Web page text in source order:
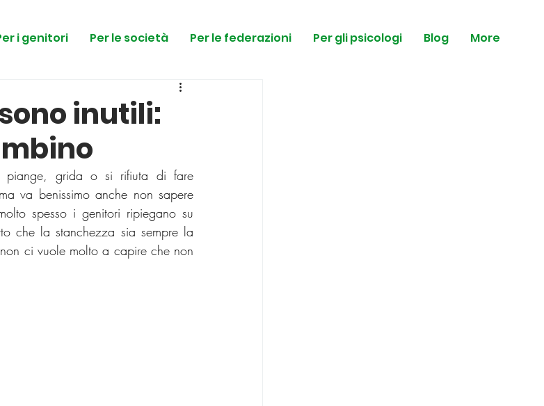
i genitori Per le società Per le federazioni Per gli psicologi Blog More
inutili:
piange, grida o si rifiuta di fare
va benissimo anche non sapere
spesso i genitori ripiegano su
che la stanchezza sia sempre la
ci vuole molto a capire che non